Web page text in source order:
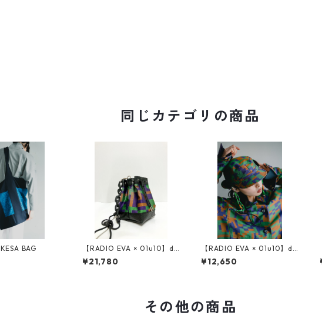
同じカテゴリの商品
BAG
【RADIO EVA × 01u10】di
gital camouflage jacquar
d 巾着（レザーチェーン付
¥21,780
【RADIO EVA × 01u10】di
gital camouflage jacquar
d pilot cap
¥12,650
その他の商品